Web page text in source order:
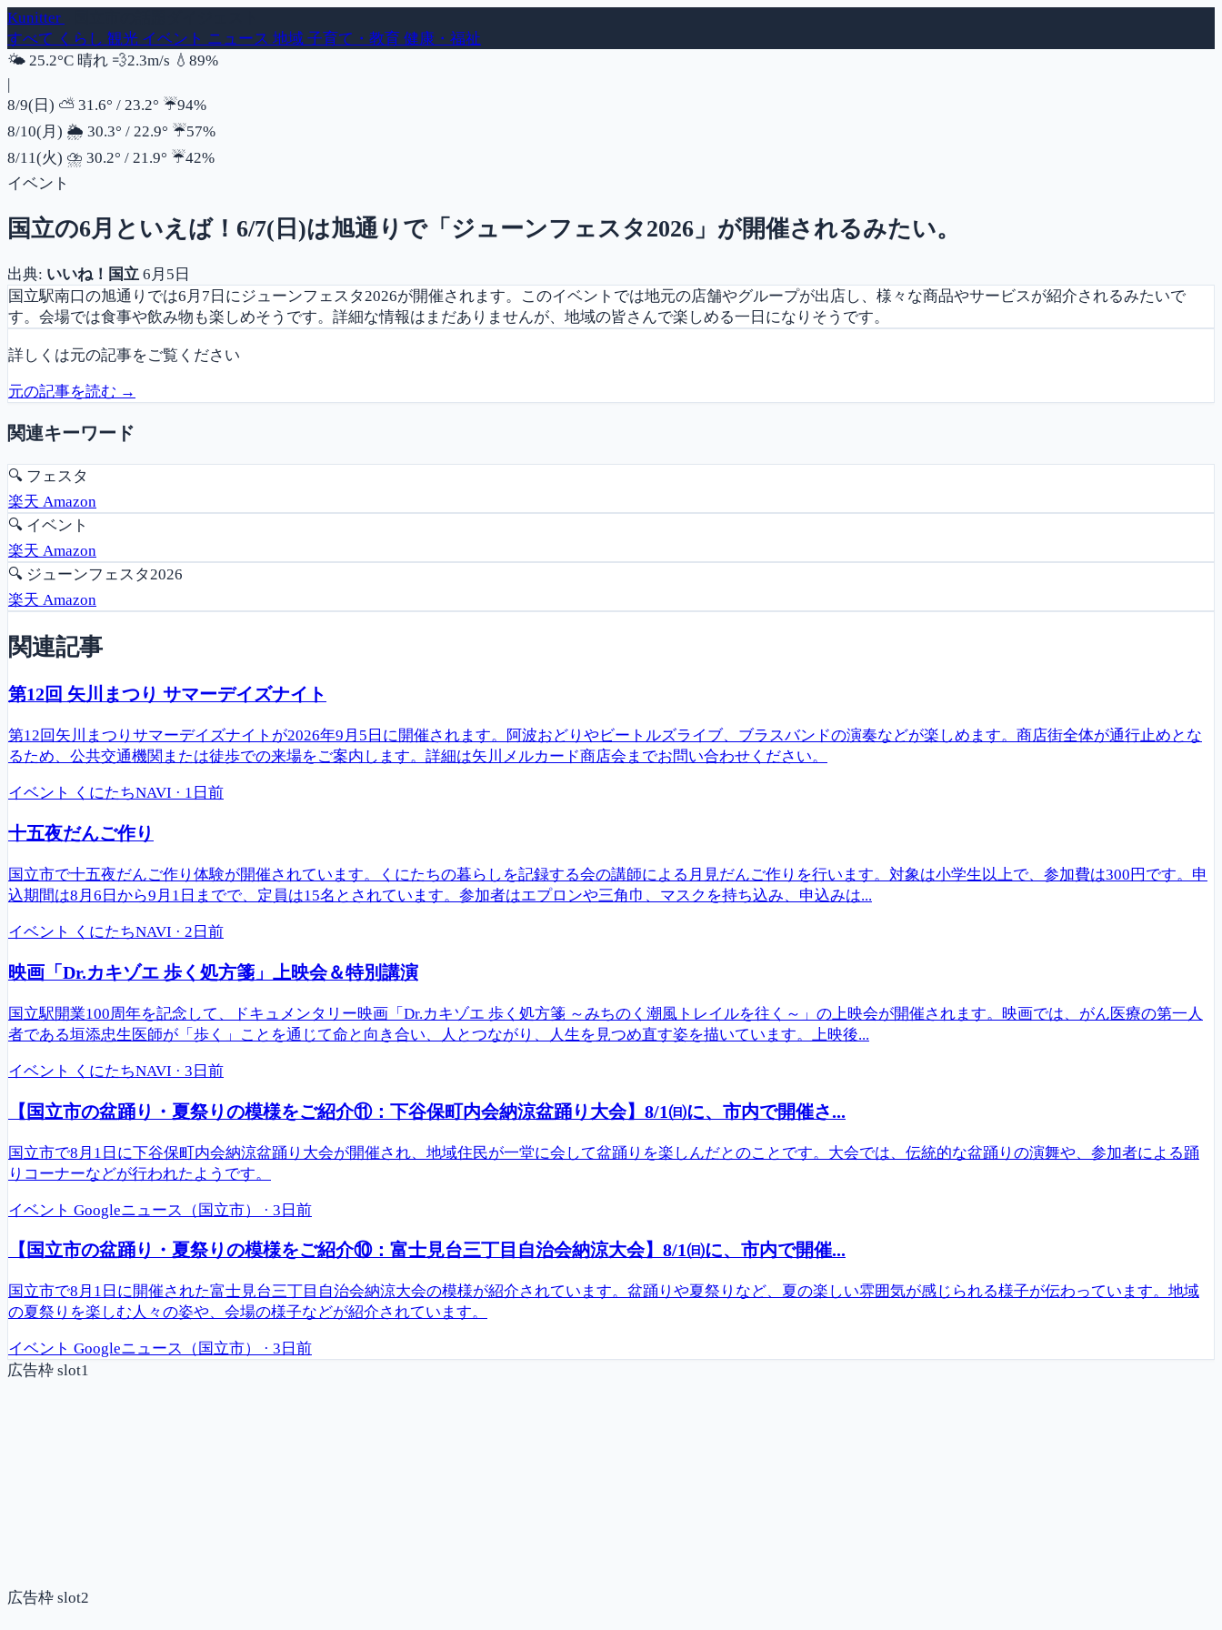
Kunitter
すべて くらし 観光 イベント ニュース 地域 子育て・教育 健康・福祉
🌤️ 25.2°C 晴れ 💨風速
2.3m/s 💧 湿度
89%
|
8/9(日) ⛅ 31.6° / 23.2° ☔降水確率
94%
8/10(月) 🌦️ 30.3° / 22.9° ☔降水確率
57%
8/11(火) ⛈️ 30.2° / 21.9° ☔降水確率
42%
イベント
国立の6月といえば！6/7(日)は旭通りで「ジューンフェスタ2026」が開催されるみたい。
出典: いいね！国立 6月5日
国立駅南口の旭通りでは6月7日にジューンフェスタ2026が開催されます。このイベントでは地元の店舗やグループが出店し、様々な商品やサービスが紹介されるみたいで
す。会場では食事や飲み物も楽しめそうです。詳細な情報はまだありませんが、地域の皆さんで楽しめる一日になりそうです。
詳しくは元の記事をご覧ください
元の記事を読む →
関連キーワード
🔍 フェスタ
楽天 Amazon
🔍 イベント
楽天 Amazon
🔍 ジューンフェスタ2026
楽天 Amazon
関連記事
第12回 矢川まつり サマーデイズナイト
第12回矢川まつりサマーデイズナイトが2026年9月5日に開催されます。阿波おどりやビートルズライブ、ブラスバンドの演奏などが楽しめます。商店街全体が通行止めとな
るため、公共交通機関または徒歩での来場をご案内します。詳細は矢川メルカード商店会までお問い合わせください。
イベント くにたちNAVI · 1日前
十五夜だんご作り
国立市で十五夜だんご作り体験が開催されています。くにたちの暮らしを記録する会の講師による月見だんご作りを行います。対象は小学生以上で、参加費は300円です。申
込期間は8月6日から9月1日までで、定員は15名とされています。参加者はエプロンや三角巾、マスクを持ち込み、申込みは...
イベント くにたちNAVI · 2日前
映画「Dr.カキゾエ 歩く処方箋」上映会＆特別講演
国立駅開業100周年を記念して、ドキュメンタリー映画「Dr.カキゾエ 歩く処方箋 ～みちのく潮風トレイルを往く～」の上映会が開催されます。映画では、がん医療の第一人
者である垣添忠生医師が「歩く」ことを通じて命と向き合い、人とつながり、人生を見つめ直す姿を描いています。上映後...
イベント くにたちNAVI · 3日前
【国立市の盆踊り・夏祭りの模様をご紹介⑪：下谷保町内会納涼盆踊り大会】8/1㈰に、市内で開催さ...
国立市で8月1日に下谷保町内会納涼盆踊り大会が開催され、地域住民が一堂に会して盆踊りを楽しんだとのことです。大会では、伝統的な盆踊りの演舞や、参加者による踊
りコーナーなどが行われたようです。
イベント Googleニュース（国立市） · 3日前
【国立市の盆踊り・夏祭りの模様をご紹介⑩：富士見台三丁目自治会納涼大会】8/1㈰に、市内で開催...
国立市で8月1日に開催された富士見台三丁目自治会納涼大会の模様が紹介されています。盆踊りや夏祭りなど、夏の楽しい雰囲気が感じられる様子が伝わっています。地域
の夏祭りを楽しむ人々の姿や、会場の様子などが紹介されています。
イベント Googleニュース（国立市） · 3日前
広告枠 slot1
広告枠 slot2